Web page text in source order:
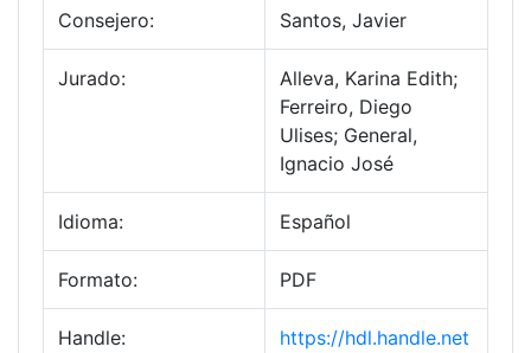
Consejero: Santos, Javier
Jurado:
Alleva, Karina Edith;
Ferreiro, Diego
Ulises; General,
Ignacio José
Idioma: Español
Formato: PDF
Handle:
https://hdl.handle.net